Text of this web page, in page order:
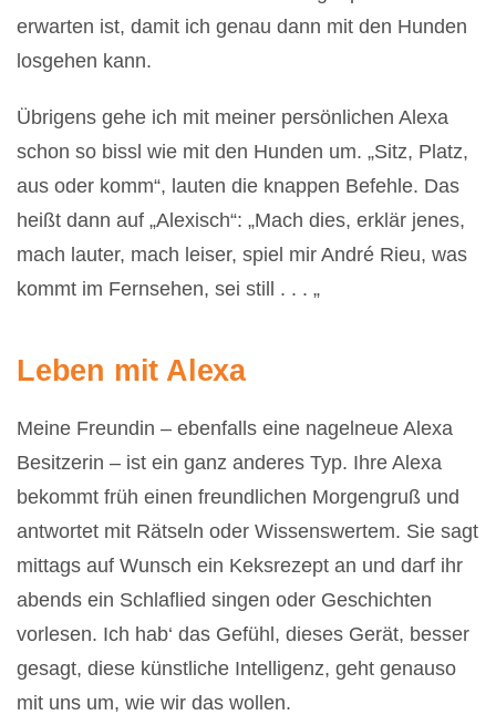
erwarten ist, damit ich genau dann mit den Hunden
losgehen kann.
Übrigens gehe ich mit meiner persönlichen Alexa
schon so bissl wie mit den Hunden um. „Sitz, Platz,
aus oder komm“, lauten die knappen Befehle. Das
heißt dann auf „Alexisch“: „Mach dies, erklär jenes,
mach lauter, mach leiser, spiel mir André Rieu, was
kommt im Fernsehen, sei still . . . „
Leben mit Alexa
Meine Freundin – ebenfalls eine nagelneue Alexa
Besitzerin – ist ein ganz anderes Typ. Ihre Alexa
bekommt früh einen freundlichen Morgengruß und
antwortet mit Rätseln oder Wissenswertem. Sie sagt
mittags auf Wunsch ein Keksrezept an und darf ihr
abends ein Schlaflied singen oder Geschichten
vorlesen. Ich hab‘ das Gefühl, dieses Gerät, besser
gesagt, diese künstliche Intelligenz, geht genauso
mit uns um, wie wir das wollen.